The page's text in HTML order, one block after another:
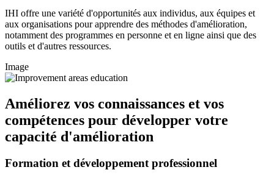
IHI offre une variété d'opportunités aux individus, aux équipes et
aux organisations pour apprendre des méthodes d'amélioration,
notamment des programmes en personne et en ligne ainsi que des
outils et d'autres ressources.
Image
Améliorez vos connaissances et vos
compétences pour développer votre
capacité d'amélioration
Formation et développement professionnel